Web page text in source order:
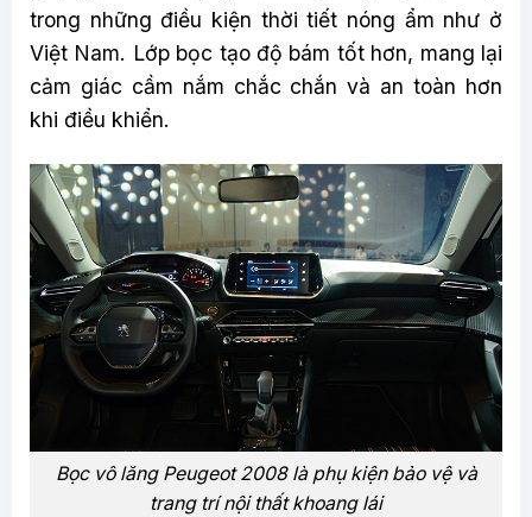
trong những điều kiện thời tiết nóng ẩm như ở
Việt Nam. Lớp bọc tạo độ bám tốt hơn, mang lại
cảm giác cầm nắm chắc chắn và an toàn hơn
khi điều khiển.
Bọc vô lăng Peugeot 2008 là phụ kiện bảo vệ và
trang trí nội thất khoang lái